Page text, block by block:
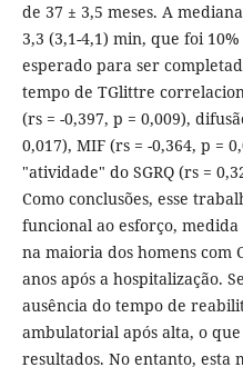
de 37 ± 3,5 meses. A
3,3 (3,1-4,1) min, que foi
esperado para ser
tempo de TGlittre
(rs = -0,397, p = 0,009),
0,017), MIF (rs = -0,364, p =
"atividade" do SGRQ (rs =
Como conclusões, esse
funcional ao esforço,
na maioria dos homens com
anos após a hospitalização.
ausência do tempo de
ambulatorial após alta, o
resultados. No entanto, esta